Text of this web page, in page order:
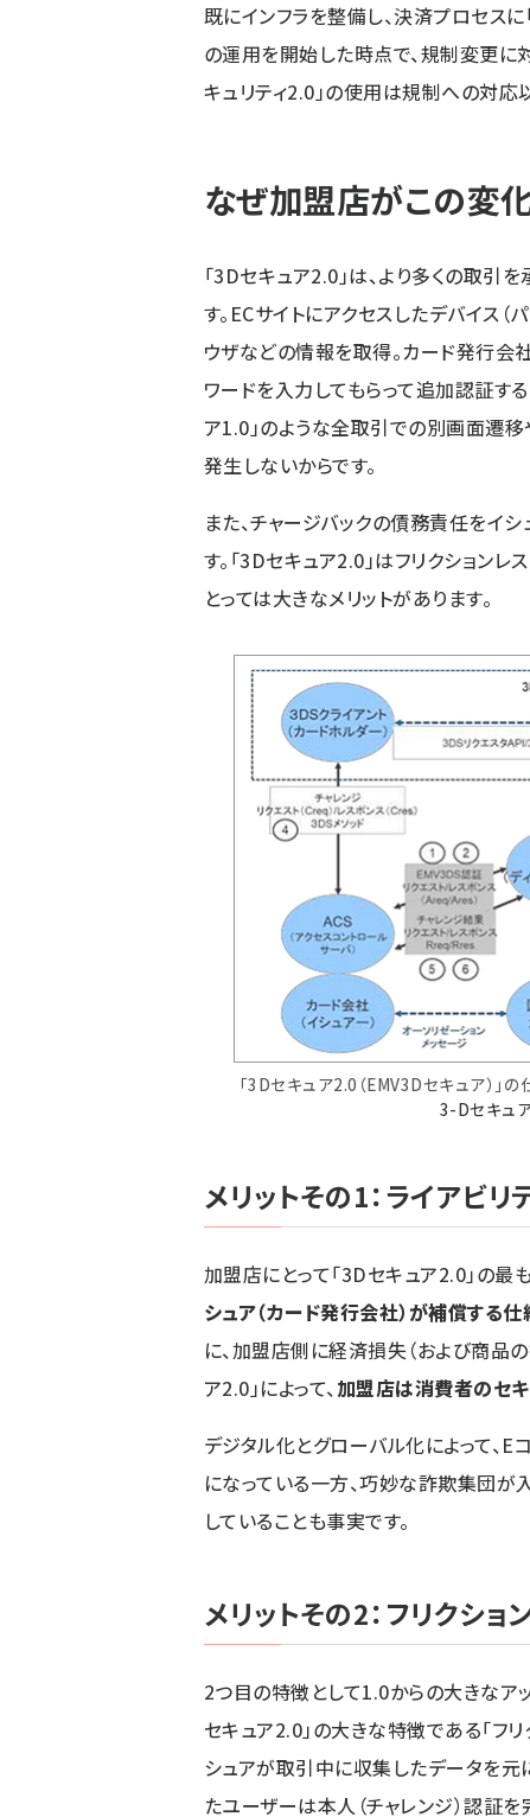
既にインフラを整備し、決済プロセス
の運用を開始した時点で、規制変更に
キュリティ2.0」の使用は規制への対応
なぜ加盟店がこの変
「3Dセキュア2.0」は、より多くの取引
す。ECサイトにアクセスしたデバイス（
ウザなどの情報を取得。カード発行会
ワードを入力してもらって追加認証す
ア1.0」のような全取引での別画面遷
発生しないからです。
また、チャージバックの債務責任をイ
す。「3Dセキュア2.0」はフリクション
とっては大きなメリットがあります。
「3Dセキュア2.0（EMV3Dセキュア）」
3-Dセキュ
メリットその1：ライアビ
加盟店にとって「3Dセキュア2.0」の最
シュア（カード発行会社）が補償する
に、加盟店側に経済損失（および商品
ア2.0」によって、加盟店は消費者のセ
デジタル化とグローバル化によって、
になっている一方、巧妙な詐欺集団が
していることも事実です。
メリットその2：フリクシ
2つ目の特徴として1.0からの大きなア
セキュア2.0」の大きな特徴である「フ
シュアが取引中に収集したデータを元
たユーザーは本人（チャレンジ）認証